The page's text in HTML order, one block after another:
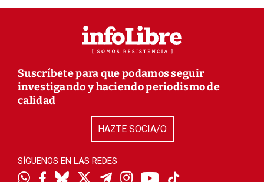
Suscríbete para que podamos seguir
investigando y haciendo periodismo de
calidad
HAZTE SOCIA/O
SÍGUENOS EN LAS REDES